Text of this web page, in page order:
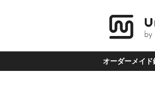
オーダーメイド